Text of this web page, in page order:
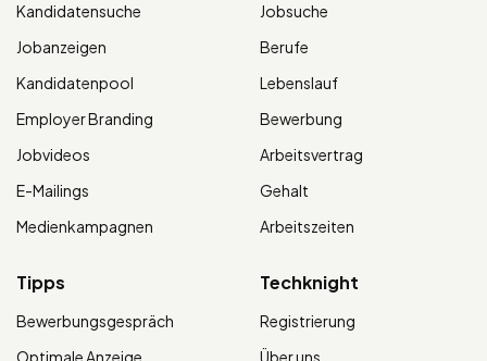
Kandidatensuche
Jobanzeigen
Kandidatenpool
Employer Branding
Jobvideos
E-Mailings
Medienkampagnen
Jobsuche
Berufe
Lebenslauf
Bewerbung
Arbeitsvertrag
Gehalt
Arbeitszeiten
Tipps
Bewerbungsgespräch
Optimale Anzeige
Techknight
Registrierung
Über uns